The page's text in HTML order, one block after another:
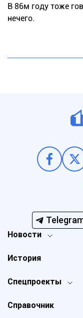
В 86м году тоже
нечего.
Новости
Спецпроекты
История
Справочник